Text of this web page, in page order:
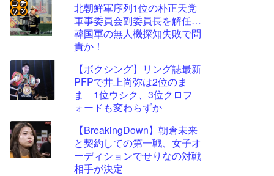
北朝鮮軍序列1位の朴正天党
軍事委員会副委員長を解任…
韓国軍の無人機探知失敗で問
責か！
【ボクシング】リング誌最新
PFPで井上尚弥は2位のま
ま 1位ウシク、3位クロフ
ォードも変わらずか
【BreakingDown】朝倉未来
と契約しての第一戦、女子オ
ーディションでせりなの対戦
相手が決定
コテ
- 固
定リ
ンク
更新
ツー